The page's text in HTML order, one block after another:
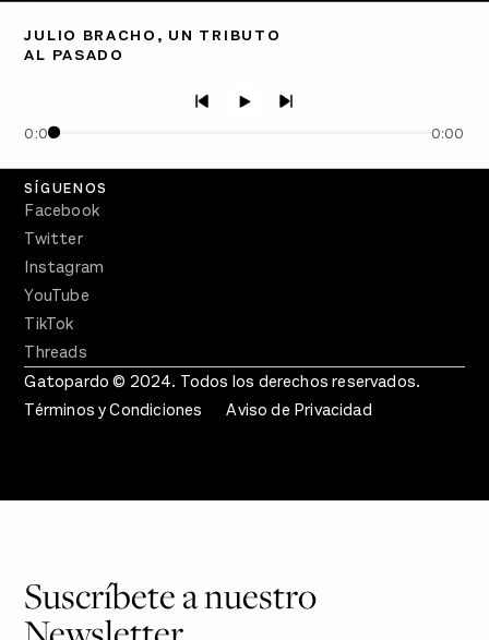
JULIO BRACHO, UN TRIBUTO
AL PASADO
0:00 0:00
PÓDCASTS
Crecer en Distopía
SÍGUENOS
Facebook
Twitter
Instagram
YouTube
TikTok
Threads
Gatopardo © 2024. Todos los derechos reservados.
Términos y Condiciones
Aviso de Privacidad
Suscríbete a nuestro